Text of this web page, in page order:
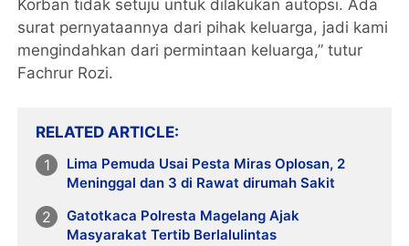
Korban tidak setuju untuk dilakukan autopsi. Ada
surat pernyataannya dari pihak keluarga, jadi kami
mengindahkan dari permintaan keluarga,” tutur
Fachrur Rozi.
RELATED ARTICLE
Lima Pemuda Usai Pesta Miras Oplosan, 2
Meninggal dan 3 di Rawat dirumah Sakit
Gatotkaca Polresta Magelang Ajak
Masyarakat Tertib Berlalulintas